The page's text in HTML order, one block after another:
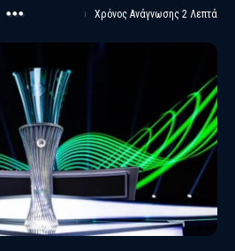
Χρόνος Ανάγνωσης 2 Λεπτά